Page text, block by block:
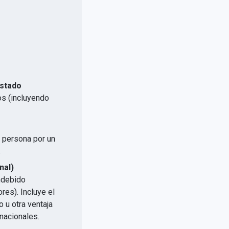
(incluyendo
por un
Incluye el
u otra ventaja